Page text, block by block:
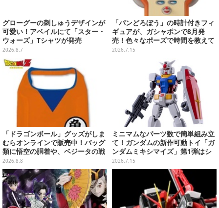
グローグーの刺しゅうデザインが
可愛い！アベイルにて「スター・
ウォーズ」Tシャツが発売
2026.8.7
「パンどろぼう」の時計付きフィ
ギュアが、ガシャポンで8月発
売！色々なポーズで時間を教えて
くれる、実用性バッチリな全3種
2026.7.15
「ドラゴンボール」グッズがしま
むらオンラインで販売中！バッグ
類に悟空の胴着や、ベジータの戦
闘服を大胆デザイン
2026.8.8
ミニマムなパーツ数で簡単組み立
て！ガンダムの新作可動トイ「ガ
ンダムミキシマイズ」第1弾はシ
ャア専用ザク、フリーダムら3機
体
2026.7.15